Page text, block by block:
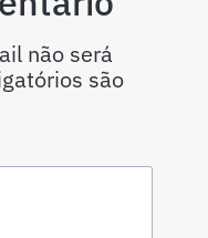
não será
são